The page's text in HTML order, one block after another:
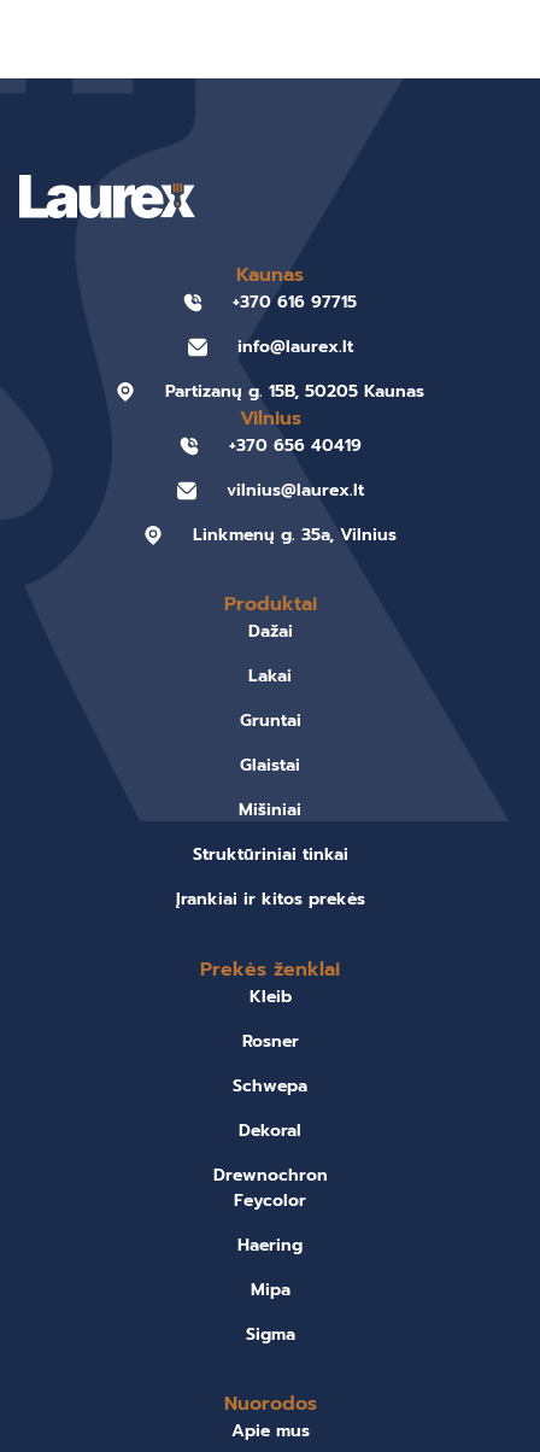
Kaunas
+370 616 97715
info@laurex.lt
Partizanų g. 15B, 50205 Kaunas
Vilnius
+370 656 40419
vilnius@laurex.lt
Linkmenų g. 35a, Vilnius
Produktai
Dažai
Lakai
Gruntai
Glaistai
Mišiniai
Struktūriniai tinkai
Įrankiai ir kitos prekės
Prekės ženklai
Kleib
Rosner
Schwepa
Dekoral
Drewnochron
Feycolor
Haering
Mipa
Sigma
Nuorodos
Apie mus